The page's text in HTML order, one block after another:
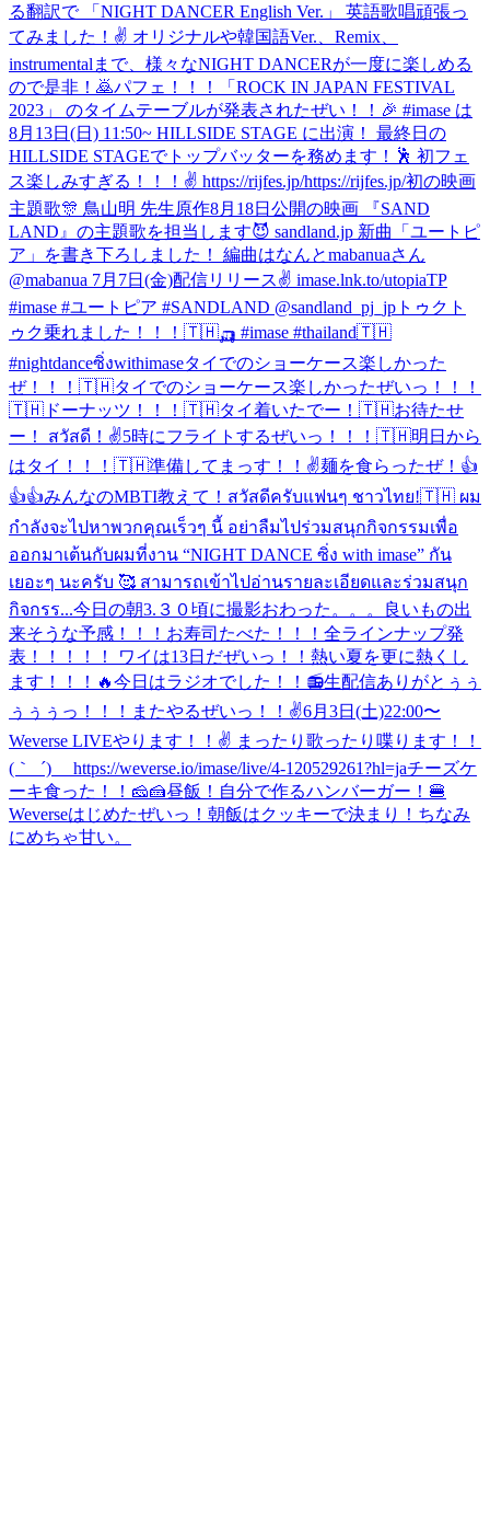
る翻訳で 「NIGHT DANCER English Ver.」 英語歌唱頑張っ
てみました！✌️ オリジナルや韓国語Ver.、Remix、
instrumentalまで、様々なNIGHT DANCERが一度に楽しめる
ので是非！🙇パフェ！！！
「ROCK IN JAPAN FESTIVAL
2023」 のタイムテーブルが発表されたぜい！！🎉 #imase は
8月13日(日) 11:50~ HILLSIDE STAGE に出演！ 最終日の
HILLSIDE STAGEでトップバッターを務めます！🕺 初フェ
ス楽しみすぎる！！！✌️ https://rijfes.jp/https://rijfes.jp/初の映画
主題歌🎊 鳥山明 先生原作8月18日公開の映画 『SAND
LAND』の主題歌を担当します😈 sandland.jp 新曲「ユートピ
ア」を書き下ろしました！ 編曲はなんとmabanuaさん
@mabanua 7月7日(金)配信リリース✌️ imase.lnk.to/utopiaTP
#imase #ユートピア #SANDLAND @sandland_pj_jp トゥクト
ゥク乗れました！！！🇹🇭🛺 #imase #thailand🇹🇭
#nightdanceซิ่งwithimaseタイでのショーケース楽しかった
ぜ！！！🇹🇭タイでのショーケース楽しかったぜいっ！！！
🇹🇭 ドーナッツ！！！🇹🇭タイ着いたでー！🇹🇭お待たせ
ー！ สวัสดี！✌️5時にフライトするぜいっ！！！🇹🇭明日から
はタイ！！！🇹🇭準備してまっす！！✌️麺を食らったぜ！ 👍
👍👍みんなのMBTI教えて！ สวัสดีครับแฟนๆ ชาวไทย!🇹🇭 ผม
กำลังจะไปหาพวกคุณเร็วๆ นี้ อย่าลืมไปร่วมสนุกกิจกรรมเพื่อ
ออกมาเต้นกับผมที่งาน “NIGHT DANCE ซิ่ง with imase” กัน
เยอะๆ นะครับ 🥰 สามารถเข้าไปอ่านรายละเอียดและร่วมสนุก
กิจกรร...今日の朝3.３０頃に撮影おわった。。。良いもの出
来そうな予感！！！ お寿司たべた！！！ 全ラインナップ発
表！！！！！ ワイは13日だぜいっ！！熱い夏を更に熱くし
ます！！！🔥今日はラジオでした！！📻生配信ありがとぅぅ
ぅぅぅっ！！！またやるぜいっ！！✌️6月3日(土)22:00〜
Weverse LIVEやります！！✌️ まったり歌ったり喋ります！！
(｀_´)ゞ https://weverse.io/imase/live/4-120529261?hl=jaチーズケ
ーキ食った！！🧀🍰昼飯！自分で作るハンバーガー！🍔
Weverseはじめたぜいっ！朝飯はクッキーで決まり！ちなみ
にめちゃ甘い。